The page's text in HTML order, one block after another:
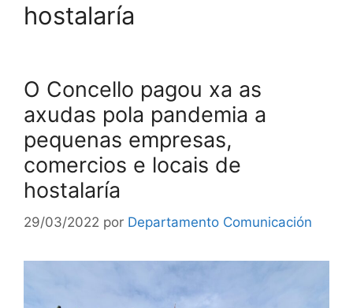
hostalaría
O Concello pagou xa as
axudas pola pandemia a
pequenas empresas,
comercios e locais de
hostalaría
29/03/2022 por Departamento Comunicación